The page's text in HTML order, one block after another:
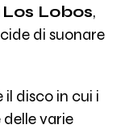
Los Lobos,
di suonare
il disco in cui i
varie